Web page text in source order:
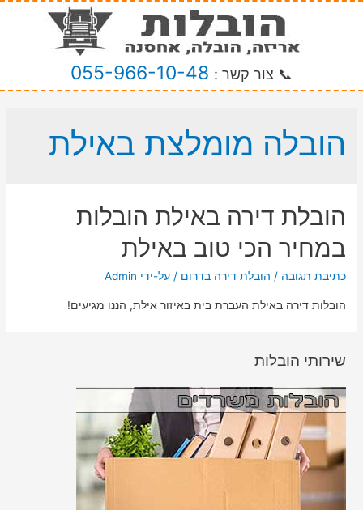
📞 צור קשר : 055-966-10-48
הובלה מומלצת באילת
הובלת דירה באילת הובלות
במחיר הכי טוב באילת
כתיבת תגובה / הובלת דירה בדרום / על-ידי Admin
הובלות דירה באילת העברת בית באיזור אילת, הננו מגיעים!
שירותי הובלות